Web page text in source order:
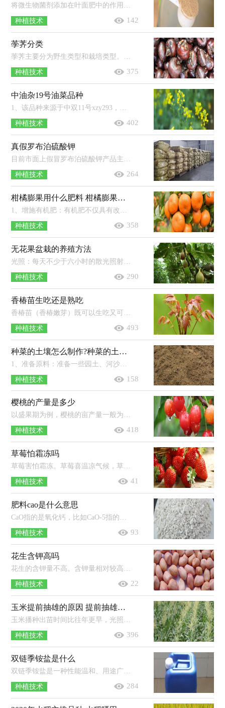
将微生物菌剂添加在叶面肥中的作用有：为农作物提供能够被直接吸收的养分，避免养分在土壤中固定与退化；提高农作物的抗逆能力以及光合...
种植技术 142
荸荠分类
荸荠主要分为野生类型和栽培类型。野生类型：叶状茎较细、较矮、球茎较小。栽培类型：叶状茎较粗、较高、球茎较大。栽培类型的荸荠品...
种植技术 375
中油杂19号油菜品种
种植技术 402
真假罗布泊硫酸钾
种植技术 264
柑橘膨果用什么肥料 柑橘膨果是什么时候
种植技术 358
无花果盆栽的养殖方法
种植技术 290
香椿苗生吃还是熟吃
种植技术 493
种菜的土壤怎么制作?种菜的土壤是酸性好还是碱性好
种植技术 158
樱桃的产量是多少
以盛果期为例，樱桃的亩产量一般为750-1000千克，高产园可达2000千克以上。樱桃树是一种喜光、喜温、喜湿、喜肥的果树，适合在年均气温...
种植技术 418
草莓怕霜冻吗
草莓害怕霜冻。草莓喜温凉气候，草莓根系生长温度为5-30℃，适温为15-22℃，茎叶生长适温为20-30℃，芽在零下15℃至10℃较易发生冻害，花芽...
种植技术 41
肥料cao是什么意思
CaO指的是氧化钙，比如CaO-5指的就是氧化钙（或钙元素）的含量为5%。氧化钙是一种无机化合物，俗名为生石灰，其物理性状是白色的粉末，不纯者...
种植技术 93
花生含钾高吗
花生的含钾量不高。含钾量相对较高的食物有：玉米、韭菜、黄豆芽、莴苣、鲤鱼、鲢鱼、黄鳝、瘦猪肉、羊肉、牛肉、猪腰、红枣、香蕉...
种植技术 22
玉米提前抽雄的原因 提前抽雄怎么办
玉米播种出苗时间比往年更早，光照不足，温度异常，土壤缺水干旱以及病虫害的侵害等都有可能会造成玉米提前抽雄；另外部分品种的玉米抽雄...
种植技术 396
双链季铵盐是什么
双链季铵盐是一种性能温和、用途广泛、毒性较低的消毒剂。特点：溶液无色透明，性质稳定，不挥发、不分解、无刺激性气味；使用后一般不会...
种植技术 284